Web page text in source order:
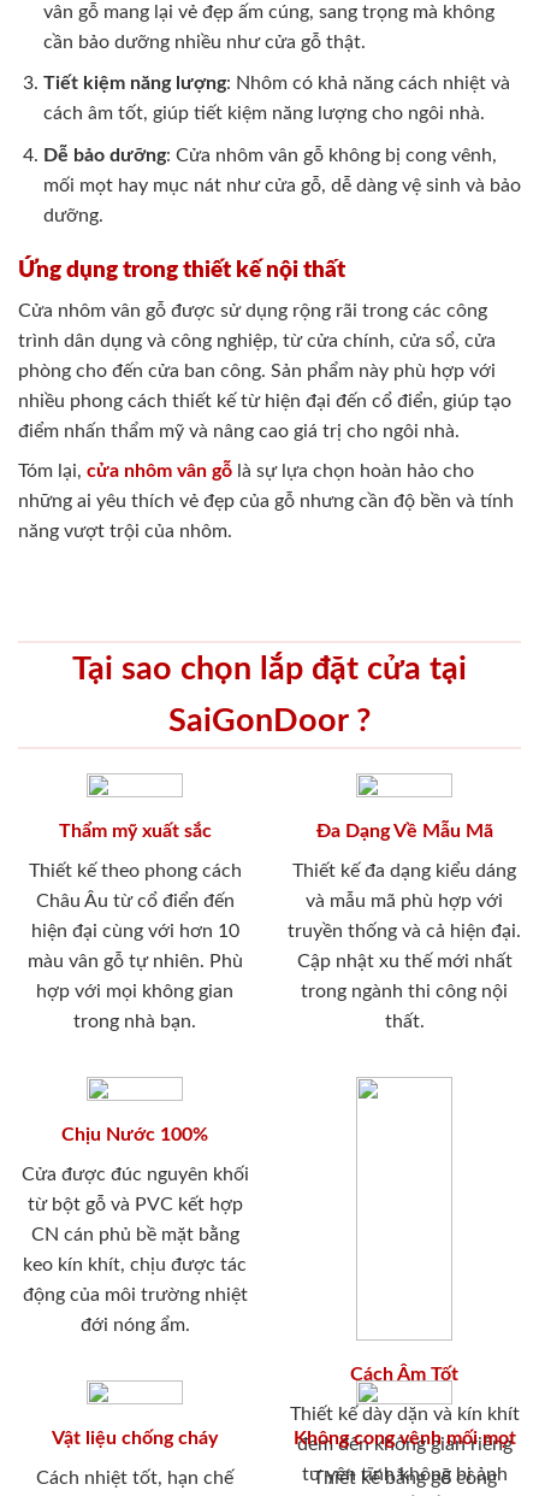
vân gỗ mang lại vẻ đẹp ấm cúng, sang trọng mà không
cần bảo dưỡng nhiều như cửa gỗ thật.
Tiết kiệm năng lượng: Nhôm có khả năng cách nhiệt và
cách âm tốt, giúp tiết kiệm năng lượng cho ngôi nhà.
Dễ bảo dưỡng: Cửa nhôm vân gỗ không bị cong vênh,
mối mọt hay mục nát như cửa gỗ, dễ dàng vệ sinh và bảo
dưỡng.
Ứng dụng trong thiết kế nội thất
Cửa nhôm vân gỗ được sử dụng rộng rãi trong các công
trình dân dụng và công nghiệp, từ cửa chính, cửa sổ, cửa
phòng cho đến cửa ban công. Sản phẩm này phù hợp với
nhiều phong cách thiết kế từ hiện đại đến cổ điển, giúp tạo
điểm nhấn thẩm mỹ và nâng cao giá trị cho ngôi nhà.
Tóm lại, cửa nhôm vân gỗ là sự lựa chọn hoàn hảo cho
những ai yêu thích vẻ đẹp của gỗ nhưng cần độ bền và tính
năng vượt trội của nhôm.
Tại sao chọn lắp đặt cửa tại
SaiGonDoor ?
Thẩm mỹ xuất sắc
Thiết kế theo phong cách
Châu Âu từ cổ điển đến
hiện đại cùng với hơn 10
màu vân gỗ tự nhiên. Phù
hợp với mọi không gian
trong nhà bạn.
Đa Dạng Về Mẫu Mã
Thiết kế đa dạng kiểu dáng
và mẫu mã phù hợp với
truyền thống và cả hiện đại.
Cập nhật xu thế mới nhất
trong ngành thi công nội
thất.
Chịu Nước 100%
Cửa được đúc nguyên khối
từ bột gỗ và PVC kết hợp
CN cán phủ bề mặt bằng
keo kín khít, chịu được tác
động của môi trường nhiệt
đới nóng ẩm.
Cách Âm Tốt
Thiết kế dày dặn và kín khít
đem đến không gian riêng
tư yên tĩnh không bị ảnh
Vật liệu chống cháy
Cách nhiệt tốt, hạn chế
Không cong vênh mối mọt
Thiết kế bằng gỗ công